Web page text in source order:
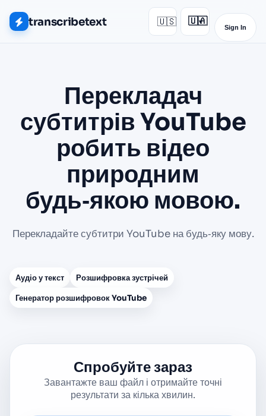
transcribetext 🇺🇸 🇺🇦
▾
Sign In
Перекладач
субтитрів YouTube
робить відео
природним
будь‑якою мовою.
Перекладайте субтитри YouTube на будь‑яку мову.
Аудіо у текст
Розшифровка зустрічей
Генератор розшифровок YouTube
Спробуйте зараз
Завантажте ваш файл і отримайте точні
результати за кілька хвилин.